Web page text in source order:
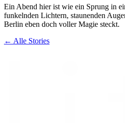
Ein Abend hier ist wie ein Sprung in
funkelnden Lichtern, staunenden
Berlin eben doch voller Magie steckt.
← Alle Stories